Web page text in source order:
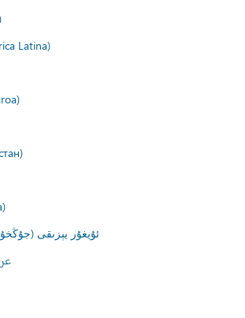
Latina)
ئۇيغۇر يېزىقى